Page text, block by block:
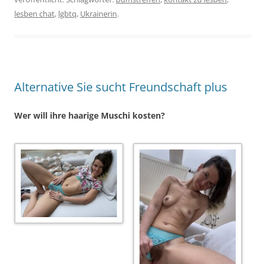
lesben chat, lgbtq, Ukrainerin.
Alternative Sie sucht Freundschaft plus
Wer will ihre haarige Muschi kosten?